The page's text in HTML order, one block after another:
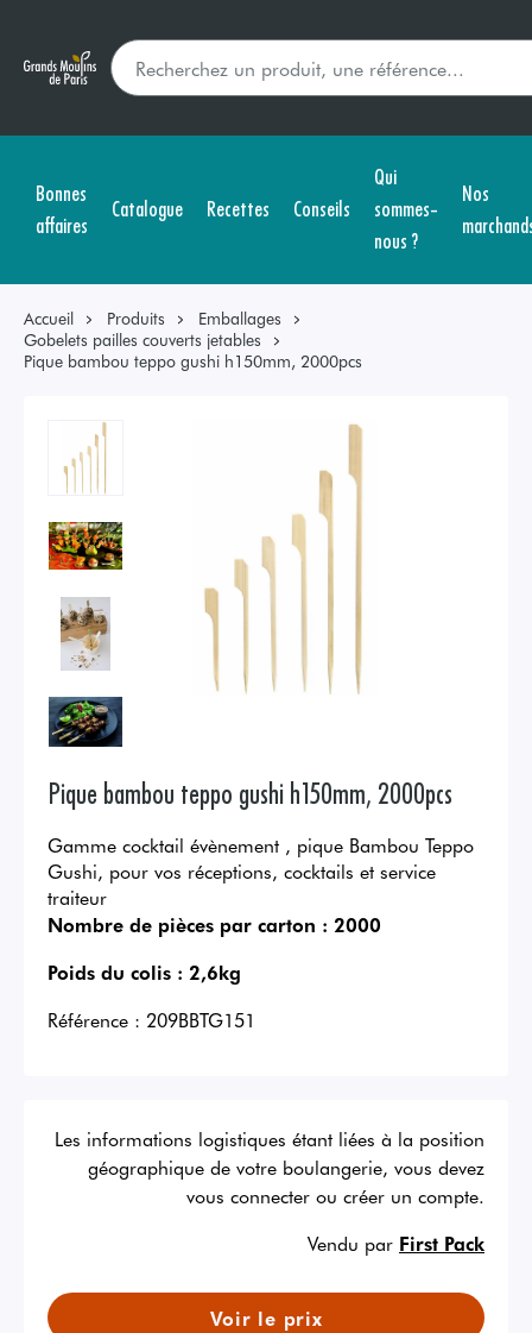
Bonnes
affaires
Catalogue Recettes Conseils
Qui
sommes-
nous ?
Nos
Accueil Produits
Emballages
Gobelets pailles couverts jetables
Pique bambou teppo gushi h150mm, 2000pcs
Pique bambou teppo gushi h150mm, 2000pcs
Gamme cocktail évènement , pique Bambou Teppo
Gushi, pour vos réceptions, cocktails et service
traiteur
Nombre de pièces par carton : 2000
Poids du colis : 2,6kg
Référence : 209BBTG151
Les informations logistiques étant liées à la position
géographique de votre boulangerie, vous devez
vous connecter ou créer un compte.
Vendu par First Pack
Voir le prix